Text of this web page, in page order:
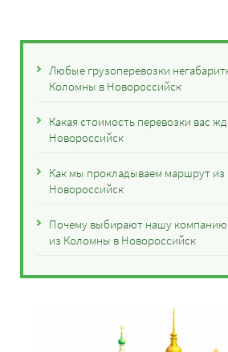
Любые грузоперевозки
Коломны в Новороссийск
Какая стоимость перевозки вас
Новороссийск
Как мы прокладываем маршрут
Новороссийск
Почему выбирают нашу компанию
из Коломны в Новороссийск